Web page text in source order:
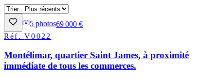
5 photos69 000 €
Réf.V0022
Montélimar, quartier Saint James, à proximité
immédiate de tous les commerces.